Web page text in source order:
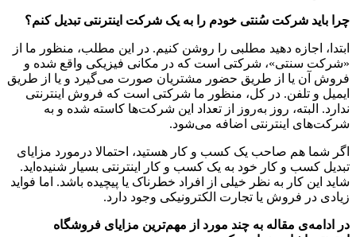
چرا باید شرکت سُنتی خودم را به یک شرکت اینترنتی تبدیل کنم؟
ابتدا، اجازه دهید مطلبی را روشن کنیم. در این مطلب، منظور ما از
«شرکت سنتی»، شرکتی است که در مکانی فیزیکی واقع شده و
فروش آن یا از طریق حضور مشتریان صورت می‌گیرد و یا از طریق
ایمیل و تلفن. در کل، منظور ما شرکتی است که فروش اینترنتی
ندارد. البته، روز به‌روز از تعداد این شرکت‌ها کاسته شده و به
شرکت‌های اینترنتی اضافه می‌شود.
اگر شما هم صاحب یک کسب‌ و‌ کار هستید، احتمالا درمورد مزایای
تبدیل کسب ‌و‌ کار خود به یک کسب و کار اینترنتی بسیار شنیده‌اید.
شاید این کار به نظر خیلی از افراد خطرناک یا پیچیده باشد. اما فواید
زیادی در فروش یا تجارت الکترونیکی وجود دارد.
در ادامه‌ی مقاله به چند مورد از مهم‌ترین مزایای فروشگاه